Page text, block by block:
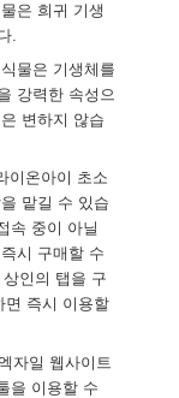
은 희귀 기생
.
물은 기생체를
강력한 속성으
변하지 않습
이온아이 초소
맡길 수 있습
속 중이 아닐
시 구매할 수
인의 탭을 구
면 즉시 이용할
자일 웹사이트
을 이용할 수